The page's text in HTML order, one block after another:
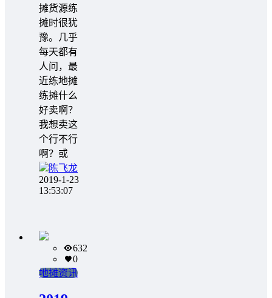
摊货源练
摊时很犹
豫。几乎
每天都有
人问，最
近练地摊
练摊什么
好卖啊？
我想卖这
个行不行
啊？或
陈飞龙
2019-1-23
13:53:07
632
0
地摊资讯